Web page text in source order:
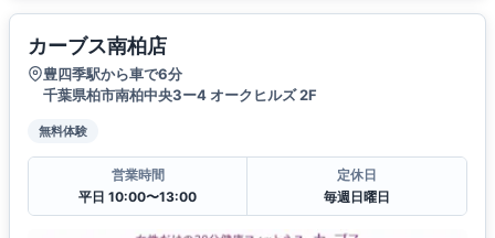
カーブス南柏店
豊四季駅から車で6分
千葉県柏市南柏中央3ー4 オークヒルズ 2F
無料体験
営業時間
平日 10:00〜13:00
定休日
毎週日曜日